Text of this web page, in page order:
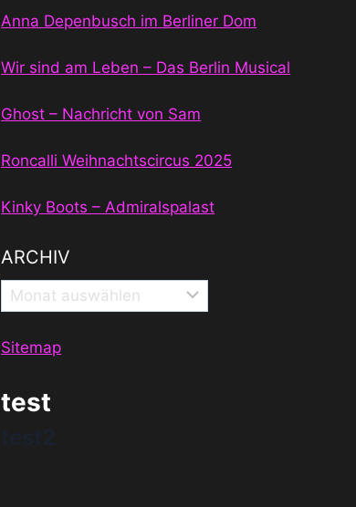
Anna Depenbusch im Berliner Dom
Wir sind am Leben – Das Berlin Musical
Ghost – Nachricht von Sam
Roncalli Weihnachtscircus 2025
Kinky Boots – Admiralspalast
ARCHIV
Archiv
Sitemap
test